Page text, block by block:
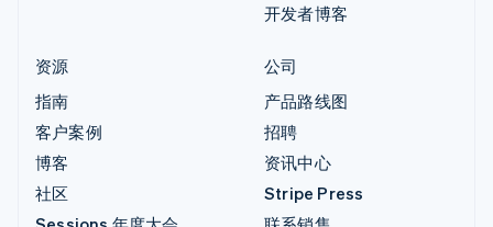
开发者博客
资源
指南
客户案例
博客
社区
公司
产品路线图
招聘
资讯中心
Stripe Press